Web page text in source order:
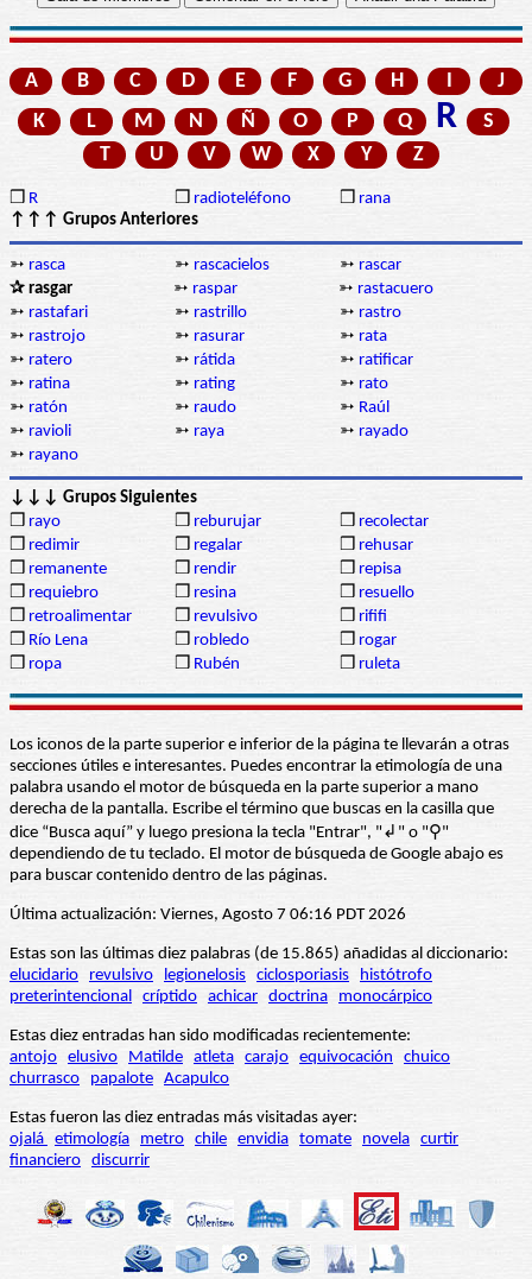
A B C D E F G H I
J
K
L M N Ñ O P Q R
S
T
U V W X Y Z
❒ R ❒ radioteléfono ❒ rana
↑↑↑ Grupos Anteriores
➳ rasca ➳ rascacielos ➳ rascar
✰ rasgar
➳ raspar ➳ rastacuero
➳ rastafari ➳ rastrillo ➳ rastro
➳ rastrojo ➳ rasurar ➳ rata
➳ ratero ➳ rátida ➳ ratificar
➳ ratina ➳ rating ➳ rato
➳ ratón ➳ raudo ➳ Raúl
➳ ravioli ➳ raya ➳ rayado
➳ rayano
↓↓↓ Grupos Siguientes
❒ rayo ❒ reburujar ❒ recolectar
❒ redimir ❒ regalar ❒ rehusar
❒ remanente ❒ rendir ❒ repisa
❒ requiebro ❒ resina ❒ resuello
❒ retroalimentar ❒ revulsivo ❒ rififi
❒ Río Lena ❒ robledo ❒ rogar
❒ ropa ❒ Rubén ❒ ruleta
Los iconos de la parte superior e inferior de la página te llevarán a otras
secciones útiles e interesantes. Puedes encontrar la etimología de una
palabra usando el motor de búsqueda en la parte superior a mano
derecha de la pantalla. Escribe el término que buscas en la casilla que
dice “Busca aquí” y luego presiona la tecla "Entrar", "↲" o "⚲"
dependiendo de tu teclado. El motor de búsqueda de Google abajo es
para buscar contenido dentro de las páginas.
Última actualización: Viernes, Agosto 7 06:16 PDT 2026
Estas son las últimas diez palabras (de 15.865) añadidas al diccionario:
elucidario
revulsivo legionelosis ciclosporiasis
histótrofo
preterintencional críptido achicar doctrina monocárpico
Estas diez entradas han sido modificadas recientemente:
antojo elusivo Matilde atleta carajo equivocación
chuico
churrasco
papalote Acapulco
Estas fueron las diez entradas más visitadas ayer:
ojalá etimología metro chile envidia tomate novela curtir
financiero discurrir